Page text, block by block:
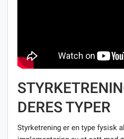
DERES TYPER
Styrketrening er en type fysisk